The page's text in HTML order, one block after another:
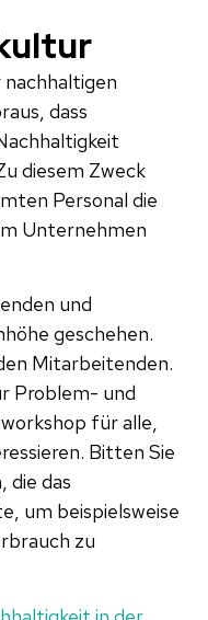
dass
diesem Zweck
Personal die
Unternehmen
und
geschehen.
Mitarbeitenden.
Problem- und
für alle,
Bitten Sie
die das
um beispielsweise
zu